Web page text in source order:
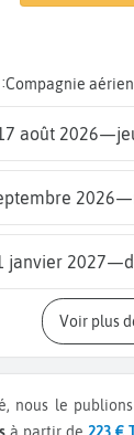
Compagnie
août 2026—
2026—
janvier 2027—
Voir plus
nous le
à partir de 223 €